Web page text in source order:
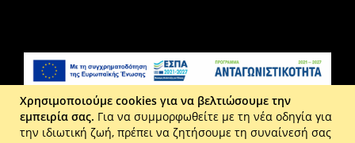
Liberta Ε.Π.Ε. - Τ: 2610 201 800 - Ε: eshop@maison.gr -
Χρησιμοποιούμε cookies για να βελτιώσουμε την
εμπειρία σας. Για να συμμορφωθείτε με τη νέα οδηγία για
την ιδιωτική ζωή, πρέπει να ζητήσουμε τη συναίνεσή σας